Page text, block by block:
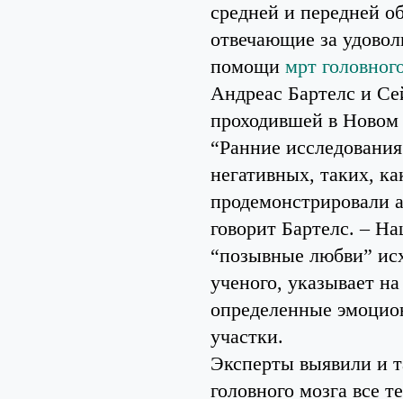
средней и передней
отвечающие за
помощи мрт
Андреас Бартелс и
проходившей в
“Ранние
негативных, таких,
продемонстрировали
говорит Бартелс. –
“позывные любви”
ученого, указывает
определенные
участки.
Эксперты выявили и
головного мозга все